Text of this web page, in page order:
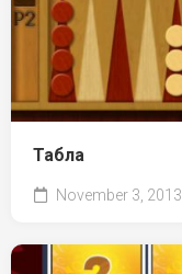
Табла
November 3, 2013